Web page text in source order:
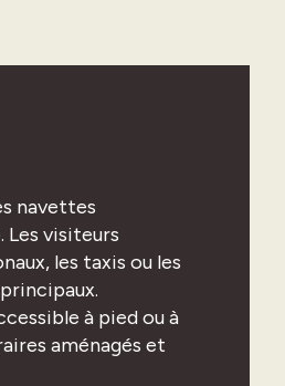
navettes
visiteurs
les taxis ou les
à pied ou à
aménagés et